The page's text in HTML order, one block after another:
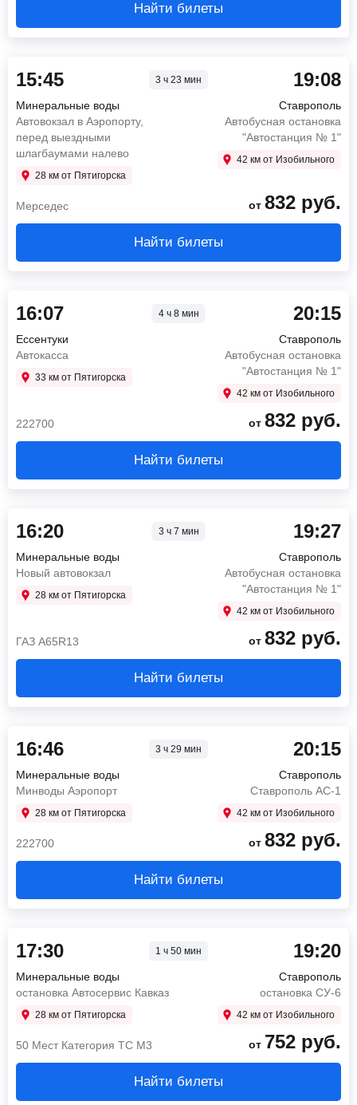
Найти билеты
15:45 3 ч 23 мин
Минеральные воды
Автовокзал в Аэропорту,
перед выездными
шлагбаумами налево
28 км от Пятигорска
19:08
Ставрополь
Автобусная остановка
"Автостанция № 1"
42 км от Изобильного
Мерседес от 832 руб.
Найти билеты
16:07 4 ч 8 мин
Ессентуки
Автокасса
33 км от Пятигорска
20:15
Ставрополь
Автобусная остановка
"Автостанция № 1"
42 км от Изобильного
222700 от 832 руб.
Найти билеты
16:20 3 ч 7 мин
Минеральные воды
Новый автовокзал
28 км от Пятигорска
19:27
Ставрополь
Автобусная остановка
"Автостанция № 1"
42 км от Изобильного
ГАЗ А65R13 от 832 руб.
Найти билеты
16:46 3 ч 29 мин
Минеральные воды
Минводы Аэропорт
28 км от Пятигорска
20:15
Ставрополь
Ставрополь АС-1
42 км от Изобильного
222700 от 832 руб.
Найти билеты
17:30 1 ч 50 мин
Минеральные воды
остановка Автосервис Кавказ
28 км от Пятигорска
19:20
Ставрополь
остановка СУ-6
42 км от Изобильного
50 Мест Категория ТС М3 от 752 руб.
Найти билеты